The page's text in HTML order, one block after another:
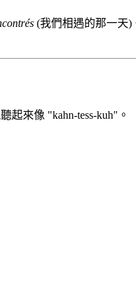
(我們相遇的那一天)
起來像 "kahn-tess-kuh"。